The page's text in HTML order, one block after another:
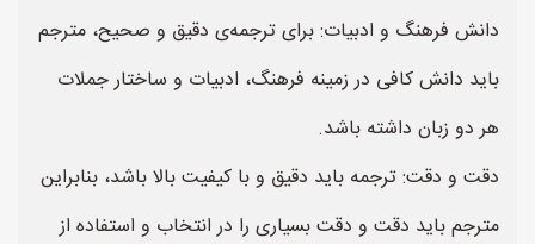
دانش فرهنگ و ادبیات: برای ترجمه‌ی دقیق و صحیح، مترجم
باید دانش کافی در زمینه فرهنگ، ادبیات و ساختار جملات
هر دو زبان داشته باشد.
دقت و دقت: ترجمه باید دقیق و با کیفیت بالا باشد، بنابراین
مترجم باید دقت و دقت بسیاری را در انتخاب و استفاده از